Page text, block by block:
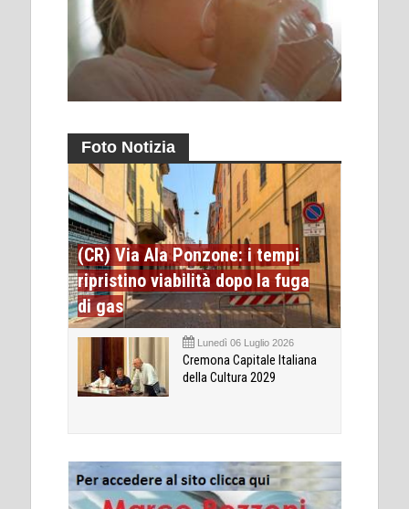
Foto Notizia
(CR) Via Ala Ponzone: i tempi
ripristino viabilità dopo la fuga
di gas
Lunedì 06 Luglio 2026
Cremona Capitale Italiana
della Cultura 2029